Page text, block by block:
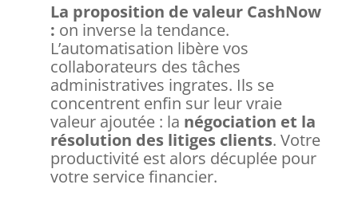
La proposition de valeur CashNow
: on inverse la tendance.
L’automatisation libère vos
collaborateurs des tâches
administratives ingrates. Ils se
concentrent enfin sur leur vraie
valeur ajoutée : la négociation et la
résolution des litiges clients. Votre
productivité est alors décuplée pour
votre service financier.